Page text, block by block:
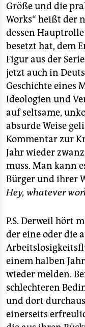
Größe und die
Works“ heißt der
dessen
besetzt hat, dem
Figur aus der
jetzt auch in
Geschichte eines
Ideologien und
auf seltsame,
absurde Weise
Kommentar zur
Jahr wieder
muss. Man kann
Bürger und ihrer
Hey, whatever
P.S. Derweil hört
der eine oder die
einem halben
wieder melden.
schlechteren
und dort
einerseits